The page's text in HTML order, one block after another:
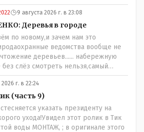
обратиться в ЖКХ акимата и
чем своей статьей провоцировать
9 августа 2026 г. в 23:08
Деревья в городе
по новому,и зачем нам это
ведомства вообще не
деревьев...... набережную
без слёз смотреть нельзя,самый
рукопопства наших
исторические здания
,а как на века построить слабо.....Вы
большой учёный прошлись
постройкам сколько было
время и в наше.......
2026 г. в 22:24
(часть 9)
указать президенту на
ухода!Увидел этот ролик в Тик
воды МОНТАЖ, ; в оригинале этого